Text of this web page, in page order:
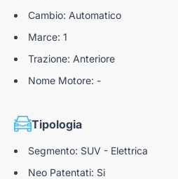
Cambio: Automatico
Marce: 1
Trazione: Anteriore
Nome Motore: -
Tipologia
Segmento: SUV - Elettrica
Neo Patentati: Si